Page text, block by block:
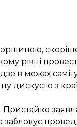
рівні
в межах саміту
дискусію з